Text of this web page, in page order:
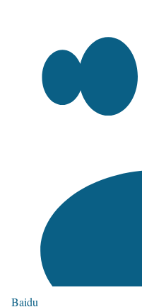
Baidu